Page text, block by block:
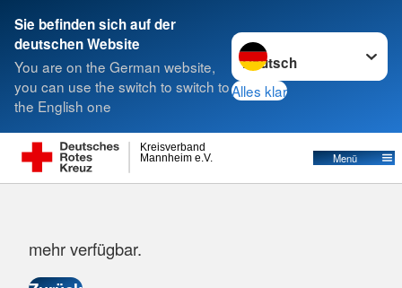
Sie befinden sich auf der
deutschen Website
You are on the German website,
you can use the switch to switch to
the English one
Sprache wechseln zu
Alles klar
Mannheim e.V.
Kreisverband
Menü
Suche
mehr verfügbar.